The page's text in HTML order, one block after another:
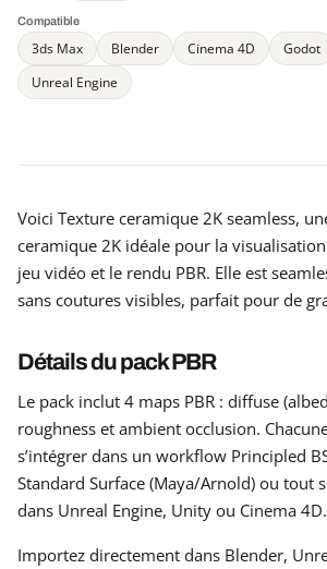
Compatible
3ds Max Blender Cinema 4D Godot
Unreal Engine
Voici Texture ceramique 2K seamless,
ceramique 2K idéale pour la
jeu vidéo et le rendu PBR. Elle est
sans coutures visibles, parfait pour de
Détails du pack PBR
Le pack inclut 4 maps PBR : diffuse
roughness et ambient occlusion.
s’intégrer dans un workflow Principled
Standard Surface (Maya/Arnold) ou tout
dans Unreal Engine, Unity ou Cinema 4D.
Importez directement dans Blender,